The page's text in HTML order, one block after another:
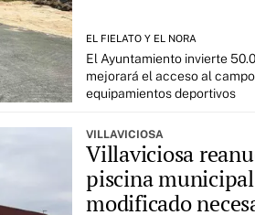
EL FIELATO Y EL NORA
El Ayuntamiento invierte
mejorará el acceso al
equipamientos deportivos
VILLAVICIOSA
Villaviciosa
piscina
modificado